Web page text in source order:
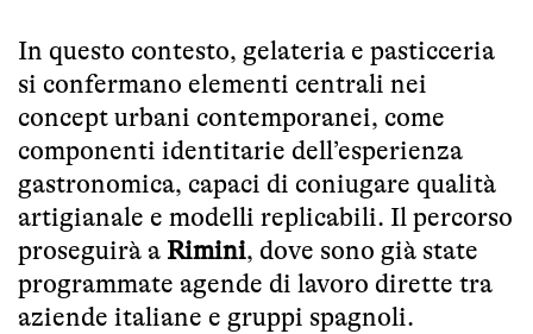
In questo contesto, gelateria e pasticceria
si confermano elementi centrali nei
concept urbani contemporanei, come
componenti identitarie dell’esperienza
gastronomica, capaci di coniugare qualità
artigianale e modelli replicabili. Il percorso
proseguirà a Rimini, dove sono già state
programmate agende di lavoro dirette tra
aziende italiane e gruppi spagnoli.